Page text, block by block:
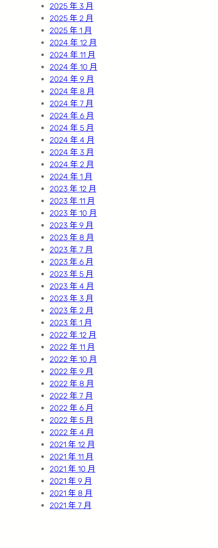
2025 年 3 月
2025 年 2 月
2025 年 1 月
2024 年 12 月
2024 年 11 月
2024 年 10 月
2024 年 9 月
2024 年 8 月
2024 年 7 月
2024 年 6 月
2024 年 5 月
2024 年 4 月
2024 年 3 月
2024 年 2 月
2024 年 1 月
2023 年 12 月
2023 年 11 月
2023 年 10 月
2023 年 9 月
2023 年 8 月
2023 年 7 月
2023 年 6 月
2023 年 5 月
2023 年 4 月
2023 年 3 月
2023 年 2 月
2023 年 1 月
2022 年 12 月
2022 年 11 月
2022 年 10 月
2022 年 9 月
2022 年 8 月
2022 年 7 月
2022 年 6 月
2022 年 5 月
2022 年 4 月
2021 年 12 月
2021 年 11 月
2021 年 10 月
2021 年 9 月
2021 年 8 月
2021 年 7 月